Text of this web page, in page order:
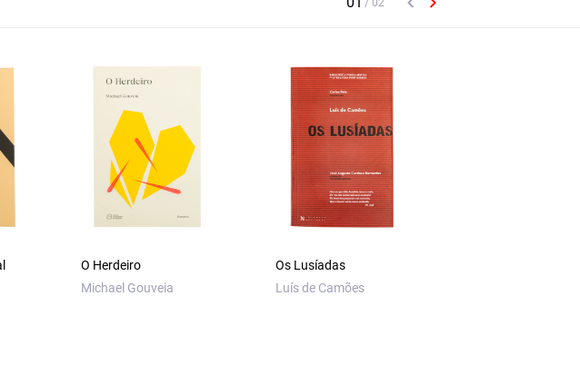
O Herdeiro
Michael Gouveia
Os Lusíadas
Luís de Camões